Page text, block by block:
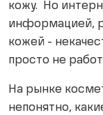
кожу. Но
информацией,
кожей -
просто не
На рынке
непонятно,